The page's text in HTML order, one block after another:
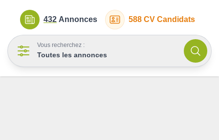
432 Annonces 588 CV Candidats
Vous recherchez :
Toutes les annonces